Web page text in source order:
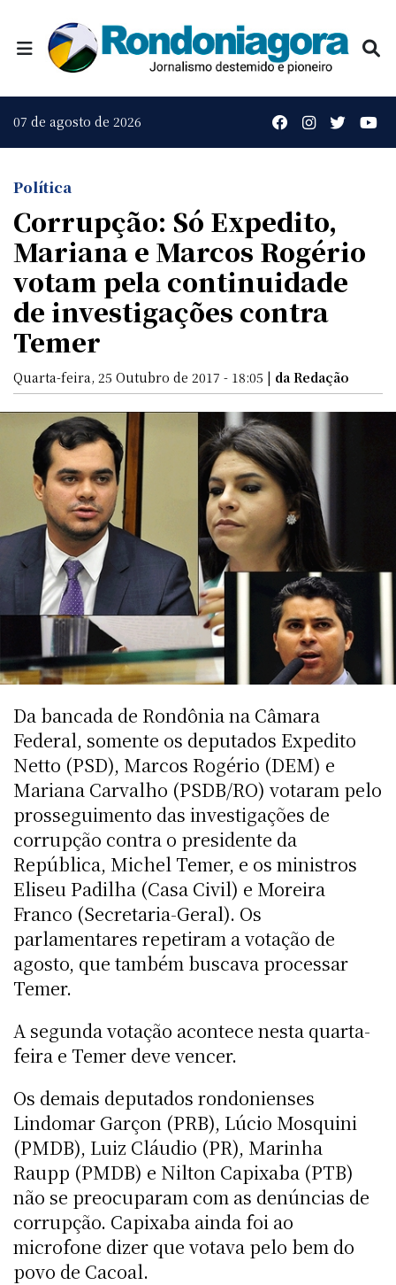
07 de agosto de 2026
Política
Corrupção: Só Expedito,
Mariana e Marcos Rogério
votam pela continuidade
de investigações contra
Temer
Quarta-feira, 25 Outubro de 2017 - 18:05 | da Redação
Da bancada de Rondônia na Câmara
Federal, somente os deputados Expedito
Netto (PSD), Marcos Rogério (DEM) e
Mariana Carvalho (PSDB/RO) votaram pelo
prosseguimento das investigações de
corrupção contra o presidente da
República, Michel Temer, e os ministros
Eliseu Padilha (Casa Civil) e Moreira
Franco (Secretaria-Geral). Os
parlamentares repetiram a votação de
agosto, que também buscava processar
Temer.
A segunda votação acontece nesta quarta-
feira e Temer deve vencer.
Os demais deputados rondonienses
Lindomar Garçon (PRB), Lúcio Mosquini
(PMDB), Luiz Cláudio (PR), Marinha
Raupp (PMDB) e Nilton Capixaba (PTB)
não se preocuparam com as denúncias de
corrupção. Capixaba ainda foi ao
microfone dizer que votava pelo bem do
povo de Cacoal.